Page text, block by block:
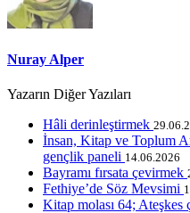
Nuray Alper
Yazarın Diğer Yazıları
Hâli derinleştirmek
İnsan, Kitap ve Toplum
gençlik paneli 14.06.2026
Bayramı fırsata çevirmek
Fethiye’de Söz Mevsimi
Kitap molası 64; Ateşkes